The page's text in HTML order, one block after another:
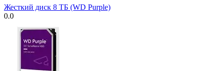
Жесткий диск 8 ТБ (WD Purple)
0.0